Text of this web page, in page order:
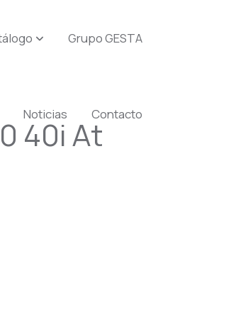
Grupo GESTA
Noticias Contacto
40i At